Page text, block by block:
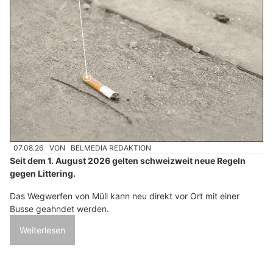
07.08.26 VON BELMEDIA REDAKTION
Seit dem 1. August 2026 gelten schweizweit neue Regeln
gegen Littering.
Das Wegwerfen von Müll kann neu direkt vor Ort mit einer
Busse geahndet werden.
Weiterlesen